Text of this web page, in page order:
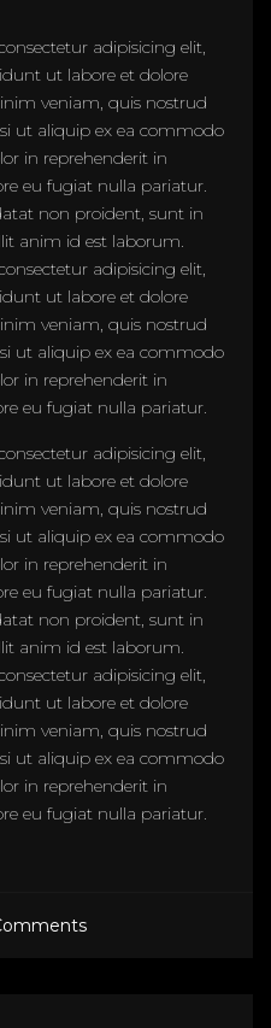
adipisicing elit,
ut labore et dolore
veniam, quis nostrud
ut aliquip ex ea commodo
in reprehenderit in
eu fugiat nulla pariatur.
non proident, sunt in
anim id est laborum.
adipisicing elit,
ut labore et dolore
veniam, quis nostrud
ut aliquip ex ea commodo
in reprehenderit in
eu fugiat nulla pariatur.
adipisicing elit,
ut labore et dolore
veniam, quis nostrud
ut aliquip ex ea commodo
in reprehenderit in
eu fugiat nulla pariatur.
non proident, sunt in
anim id est laborum.
adipisicing elit,
ut labore et dolore
veniam, quis nostrud
ut aliquip ex ea commodo
in reprehenderit in
eu fugiat nulla pariatur.